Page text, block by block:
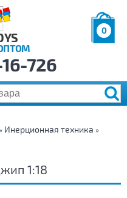
0
р.
726
» Инерционная техника »
1:18